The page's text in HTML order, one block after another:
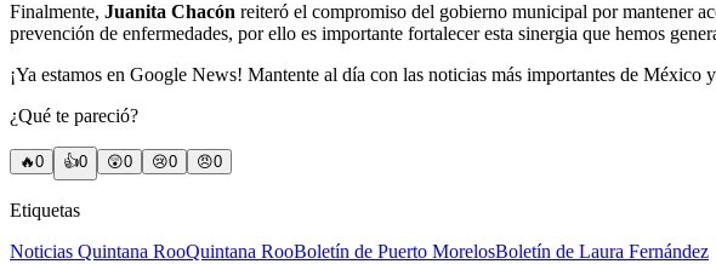
Finalmente, Juanita Chacón reiteró el compromiso del gobierno municipal por mantener
prevención de enfermedades, por ello es importante fortalecer esta sinergia que hemos
¡Ya estamos en Google News! Mantente al día con las noticias más importantes de México
¿Qué te pareció?
🔥0 👍0 😲0 😢0 😠0
Etiquetas
Noticias Quintana RooQuintana RooBoletín de Puerto MorelosBoletín de Laura Fernández